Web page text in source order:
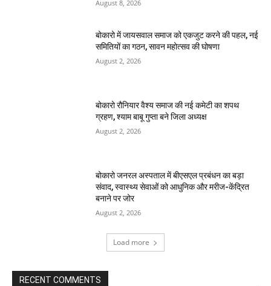
August 8, 2026
बोकारो में जायसवाल समाज को एकजुट करने की पहल, नई
समितियों का गठन, सावन महोत्सव की घोषणा
August 2, 2026
बोकारो रौनियार वैश्य समाज की नई कमेटी का शपथ
ग्रहण, श्याम बाबू गुप्ता बने जिला अध्यक्ष
August 2, 2026
बोकारो जनरल अस्पताल में बीएसएल प्रबंधन का बड़ा
संवाद, स्वास्थ्य सेवाओं को आधुनिक और मरीज-केंद्रित
बनाने पर जोर
August 2, 2026
Load more
RECENT COMMENTS